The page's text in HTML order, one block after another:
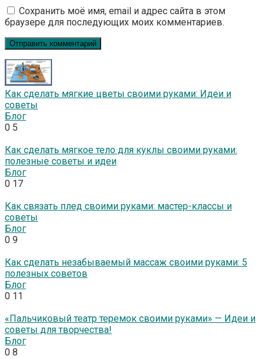
Сохранить моё имя, email и адрес сайта в этом
браузере для последующих моих комментариев.
Как сделать мягкие цветы своими руками: Идеи и
советы
Блог
0 5
Как сделать мягкое тело для куклы своими руками:
полезные советы и идеи
Блог
0 17
Как связать плед своими руками: мастер-классы и
советы
Блог
0 9
Как сделать незабываемый массаж своими руками: 5
полезных советов
Блог
0 11
«Пальчиковый театр теремок своими руками» — Идеи и
советы для творчества!
Блог
0 8